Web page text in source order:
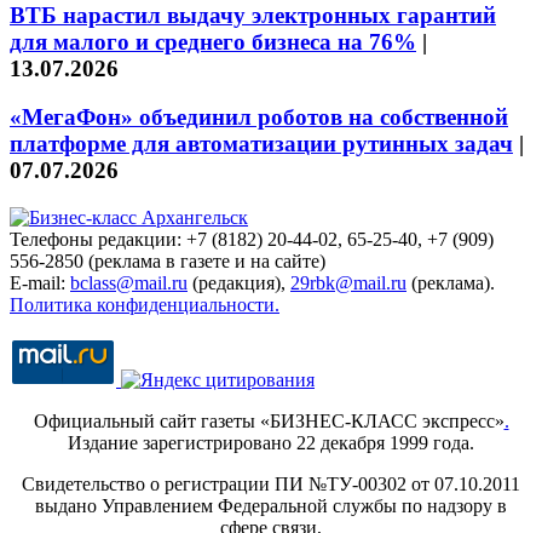
ВТБ нарастил выдачу электронных гарантий
для малого и среднего бизнеса на 76% |
13.07.2026
«МегаФон» объединил роботов на собственной
платформе для автоматизации рутинных задач |
07.07.2026
Телефоны редакции: +7 (8182) 20-44-02, 65-25-40, +7 (909)
556-2850 (реклама в газете и на сайте)
E-mail: bclass@mail.ru (редакция), 29rbk@mail.ru (реклама).
Политика конфиденциальности.
Официальный сайт газеты «БИЗНЕС-КЛАСС экспресс».
Издание зарегистрировано 22 декабря 1999 года.
Свидетельство о регистрации ПИ №ТУ-00302 от 07.10.2011
выдано Управлением Федеральной службы по надзору в
сфере связи,